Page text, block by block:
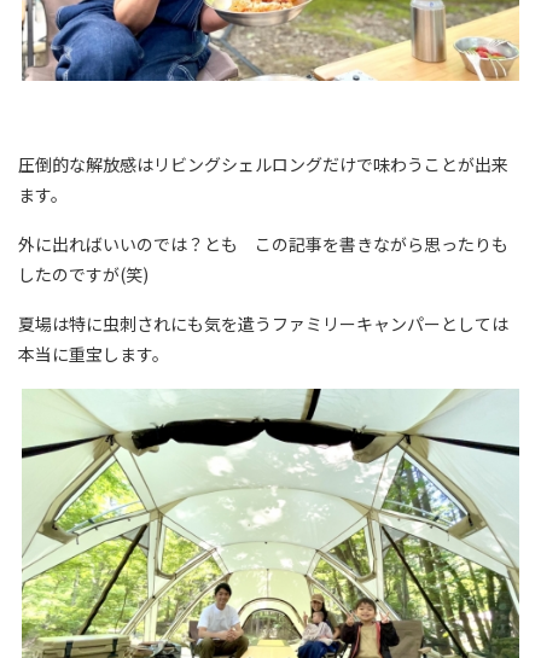
圧倒的な解放感はリビングシェルロングだけで味わうことが出来
ます。
外に出ればいいのでは？とも この記事を書きながら思ったりも
したのですが(笑)
夏場は特に虫刺されにも気を遣うファミリーキャンパーとしては
本当に重宝します。